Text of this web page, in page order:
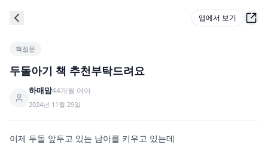
앱에서 보기
책질문
두돌아기 책 추천부탁드려요
하매맘44개월 여아
2024년 11월 29일
이제 두돌 앞두고 있는 남아를 키우고 있는데